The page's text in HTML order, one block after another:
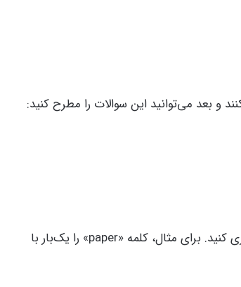
و بعد می‌توانید این سوالات را مطرح کنید:
برای افزایش درک، می‌توانید هنگام تلفظ کلمه، روی هر هجا دست بزنید یا به بازوی خود ضربه بزنید. همچنین می‌توانید با تغییر استرس در کلمات بازی کنید. برای مثال، کلمه «paper» را یک‌بار با